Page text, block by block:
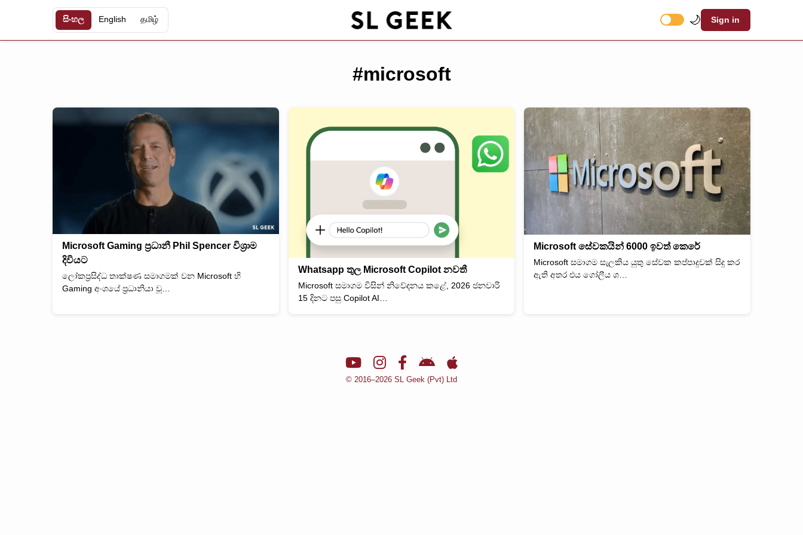
සිංහල English தமிழ் 🌙 Sign in
#microsoft
Microsoft Gaming ප්‍රධානී Phil Spencer විශ්‍රාම
දිවියට
ලෝකප්‍රසිද්ධ තාක්ෂණ සමාගමක් වන Microsoft හි
Gaming අංශයේ ප්‍රධානියා වූ…
Whatsapp තුල Microsoft Copilot නවතී
Microsoft සමාගම විසින් නිවේදනය කළේ, 2026 ජනවාරි
15 දිනට පසු Copilot AI…
Microsoft සේවකයින් 6000 ඉවත් කෙරේ
Microsoft සමාගම සැලකිය යුතු සේවක කප්පාදුවක් සිදු කර
ඇති අතර එය ගෝලීය ශ…
© 2016–2026 SL Geek (Pvt) Ltd